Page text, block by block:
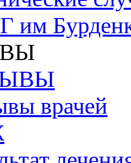
им
врачей